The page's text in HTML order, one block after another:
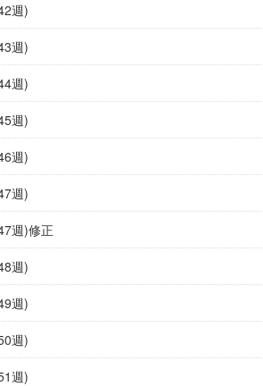
週)
週)
週)
週)
週)
週)
週)修正
週)
週)
週)
週)